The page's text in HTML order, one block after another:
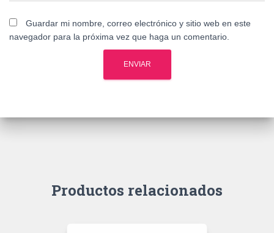
Guardar mi nombre, correo electrónico y sitio web en este
navegador para la próxima vez que haga un comentario.
Productos relacionados